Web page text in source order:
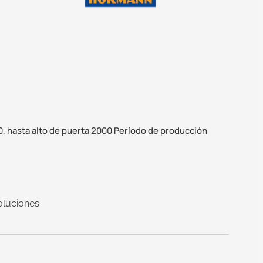
hasta alto de puerta 2000 Período de producción